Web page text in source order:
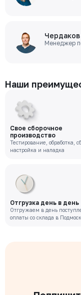
Менеджер
Наши
Свое сборочное
производство
Тестирование, обработка,
настройка и наладка
Отгрузка день в день
Отгружаем в день
оплаты со склада в